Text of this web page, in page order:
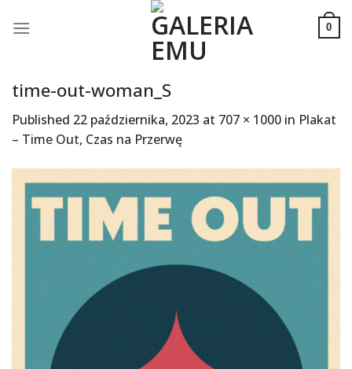
0
time-out-woman_S
Published 22 października, 2023 at 707 × 1000 in Plakat
– Time Out, Czas na Przerwę